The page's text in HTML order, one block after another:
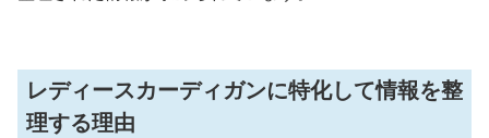
レディースカーディガンに特化して情報を整
理する理由